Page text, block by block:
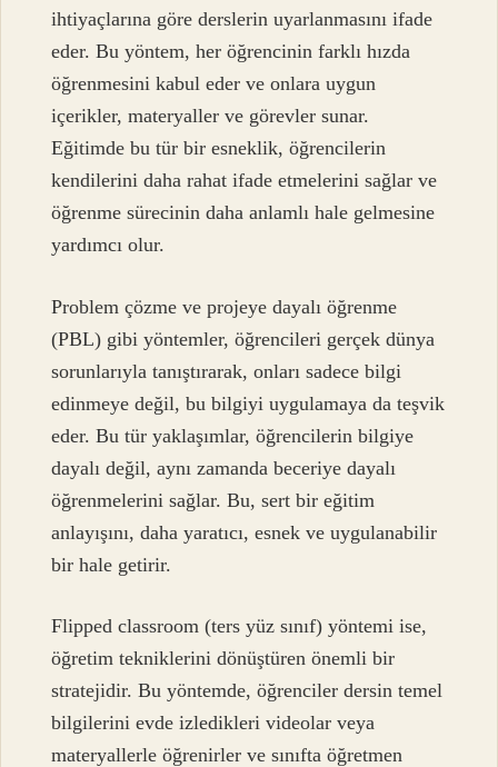
ihtiyaçlarına göre derslerin uyarlanmasını ifade
eder. Bu yöntem, her öğrencinin farklı hızda
öğrenmesini kabul eder ve onlara uygun
içerikler, materyaller ve görevler sunar.
Eğitimde bu tür bir esneklik, öğrencilerin
kendilerini daha rahat ifade etmelerini sağlar ve
öğrenme sürecinin daha anlamlı hale gelmesine
yardımcı olur.
Problem çözme ve projeye dayalı öğrenme
(PBL) gibi yöntemler, öğrencileri gerçek dünya
sorunlarıyla tanıştırarak, onları sadece bilgi
edinmeye değil, bu bilgiyi uygulamaya da teşvik
eder. Bu tür yaklaşımlar, öğrencilerin bilgiye
dayalı değil, aynı zamanda beceriye dayalı
öğrenmelerini sağlar. Bu, sert bir eğitim
anlayışını, daha yaratıcı, esnek ve uygulanabilir
bir hale getirir.
Flipped classroom (ters yüz sınıf) yöntemi ise,
öğretim tekniklerini dönüştüren önemli bir
stratejidir. Bu yöntemde, öğrenciler dersin temel
bilgilerini evde izledikleri videolar veya
materyallerle öğrenirler ve sınıfta öğretmen